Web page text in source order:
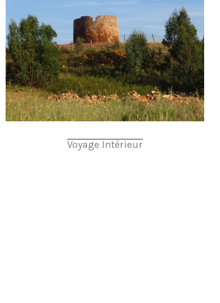
Voyage Intérieur